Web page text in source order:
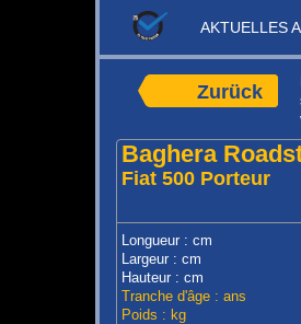
AKTUELLES
Zurück
Baghera
Fiat 500 Porteur
Longueur : cm
Largeur : cm
Hauteur : cm
Tranche d'âge : ans
Poids : kg